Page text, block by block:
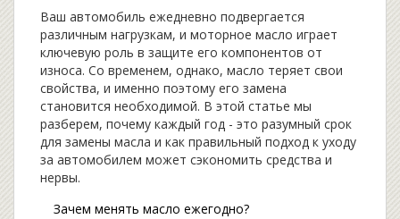
Ваш автомобиль ежедневно подвергается
различным нагрузкам, и моторное масло играет
ключевую роль в защите его компонентов от
износа. Со временем, однако, масло теряет свои
свойства, и именно поэтому его замена
становится необходимой. В этой статье мы
разберем, почему каждый год - это разумный срок
для замены масла и как правильный подход к уходу
за автомобилем может сэкономить средства и
нервы.
Зачем менять масло ежегодно?